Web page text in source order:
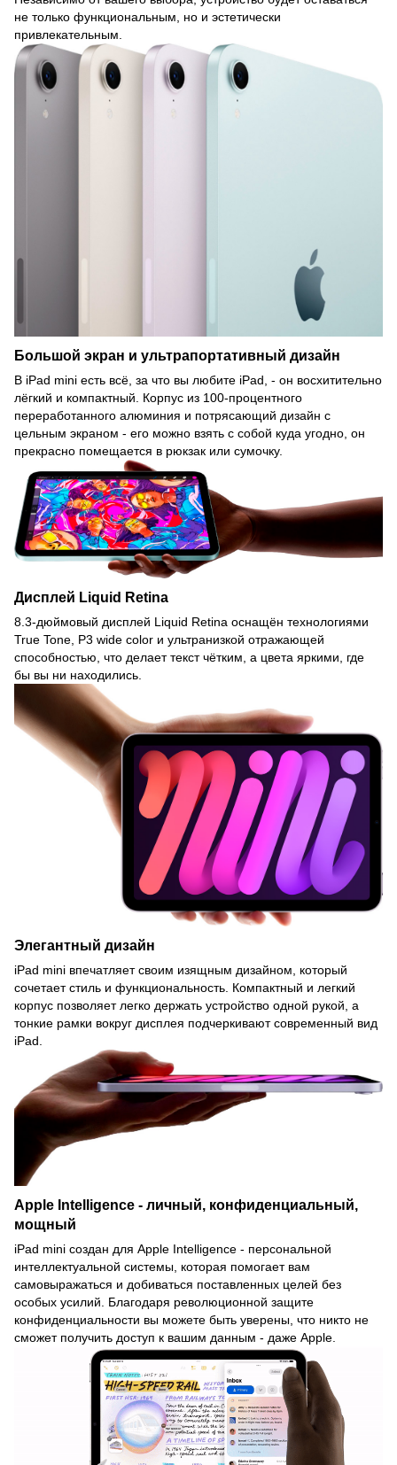
не только функциональным, но и эстетически
привлекательным.
Большой экран и ультрапортативный дизайн
В iPad mini есть всё, за что вы любите iPad, - он восхитительно
лёгкий и компактный. Корпус из 100-процентного
переработанного алюминия и потрясающий дизайн с
цельным экраном - его можно взять с собой куда угодно, он
прекрасно помещается в рюкзак или сумочку.
Дисплей Liquid Retina
8.3-дюймовый дисплей Liquid Retina оснащён технологиями
True Tone, P3 wide color и ультранизкой отражающей
способностью, что делает текст чётким, а цвета яркими, где
бы вы ни находились.
Элегантный дизайн
iPad mini впечатляет своим изящным дизайном, который
сочетает стиль и функциональность. Компактный и легкий
корпус позволяет легко держать устройство одной рукой, а
тонкие рамки вокруг дисплея подчеркивают современный вид
iPad.
Apple Intelligence - личный, конфиденциальный,
мощный
iPad mini создан для Apple Intelligence - персональной
интеллектуальной системы, которая помогает вам
самовыражаться и добиваться поставленных целей без
особых усилий. Благодаря революционной защите
конфиденциальности вы можете быть уверены, что никто не
сможет получить доступ к вашим данным - даже Apple.